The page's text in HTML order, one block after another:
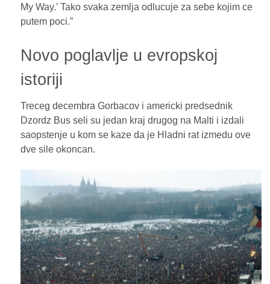
My Way.’ Tako svaka zemlja odlucuje za sebe kojim ce
putem poci.”
Novo poglavlje u evropskoj
istoriji
Treceg decembra Gorbacov i americki predsednik
Dzordz Bus seli su jedan kraj drugog na Malti i izdali
saopstenje u kom se kaze da je Hladni rat izmedu ove
dve sile okoncan.